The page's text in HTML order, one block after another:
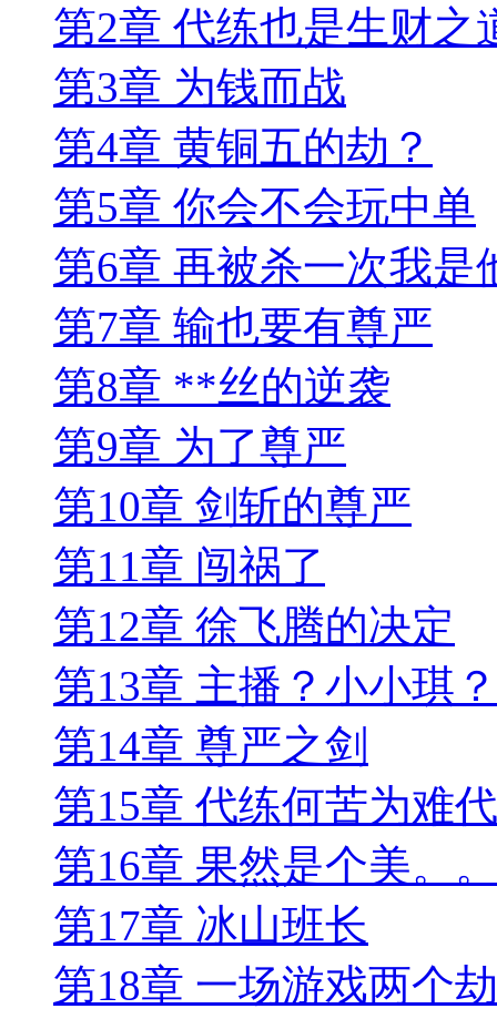
第2章 代练也是生财之
第3章 为钱而战
第4章 黄铜五的劫？
第5章 你会不会玩中单
第6章 再被杀一次我是
第7章 输也要有尊严
第8章 **丝的逆袭
第9章 为了尊严
第10章 剑斩的尊严
第11章 闯祸了
第12章 徐飞腾的决定
第13章 主播？小小琪？
第14章 尊严之剑
第15章 代练何苦为难
第16章 果然是个美。
第17章 冰山班长
第18章 一场游戏两个